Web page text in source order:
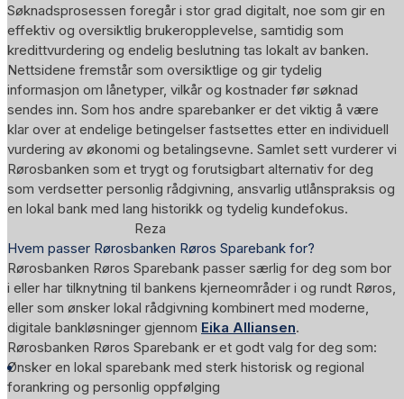
Søknadsprosessen foregår i stor grad digitalt, noe som gir en
effektiv og oversiktlig brukeropplevelse, samtidig som
kredittvurdering og endelig beslutning tas lokalt av banken.
Nettsidene fremstår som oversiktlige og gir tydelig
informasjon om lånetyper, vilkår og kostnader før søknad
sendes inn. Som hos andre sparebanker er det viktig å være
klar over at endelige betingelser fastsettes etter en individuell
vurdering av økonomi og betalingsevne. Samlet sett vurderer vi
Rørosbanken som et trygt og forutsigbart alternativ for deg
som verdsetter personlig rådgivning, ansvarlig utlånspraksis og
en lokal bank med lang historikk og tydelig kundefokus.
Reza
Hvem passer Rørosbanken Røros Sparebank for?
Rørosbanken Røros Sparebank passer særlig for deg som bor
i eller har tilknytning til bankens kjerneområder i og rundt Røros,
eller som ønsker lokal rådgivning kombinert med moderne,
digitale bankløsninger gjennom Eika Alliansen.
Rørosbanken Røros Sparebank er et godt valg for deg som:
Ønsker en lokal sparebank med sterk historisk og regional
forankring og personlig oppfølging